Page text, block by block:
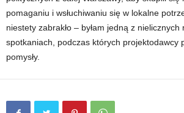
pomaganiu i wsłuchiwaniu się w lokalne
niestety zabrakło – byłam jedną z
spotkaniach, podczas których projektodawcy
pomysły.